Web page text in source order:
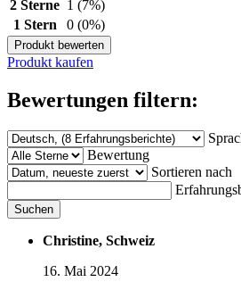
2 Sterne 1 (7%)
1 Stern
0 (0%)
Produkt bewerten
Produkt kaufen
Bewertungen filtern:
Bewertung
Sortieren nach
Suchen
Christine, Schweiz
16. Mai 2024